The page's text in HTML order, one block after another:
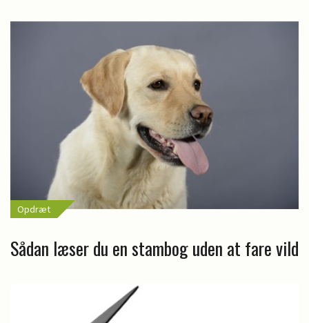
Opdræt
Sådan læser du en stambog uden at fare vild